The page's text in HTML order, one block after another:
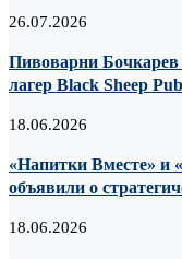
26.07.2026
Пивоварни
лагер Black Sheep
18.06.2026
«Напитки Вместе» и
объявили о
18.06.2026